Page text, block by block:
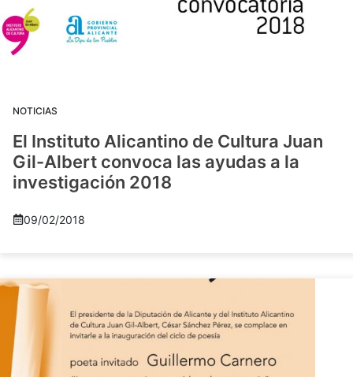
NOTICIAS
El Instituto Alicantino de Cultura Juan
Gil-Albert convoca las ayudas a la
investigación 2018
09/02/2018